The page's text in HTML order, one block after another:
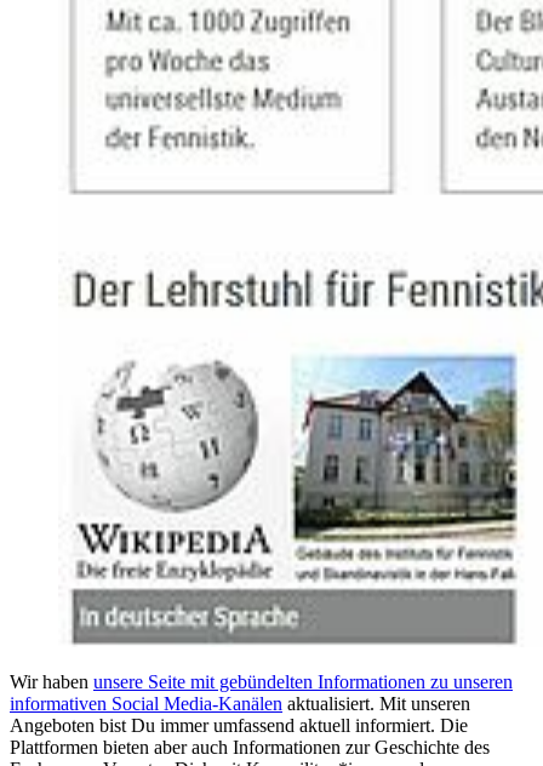
Wir haben unsere Seite mit gebündelten Informationen zu unseren
informativen Social Media-Kanälen aktualisiert. Mit unseren
Angeboten bist Du immer umfassend aktuell informiert. Die
Plattformen bieten aber auch Informationen zur Geschichte des